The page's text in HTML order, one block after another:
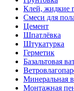
Клей, жидкие
Смеси для
Цемент
Шпатлёвка
Штукатурка
Герметик
Базальтовая
Минеральная
Монтажная